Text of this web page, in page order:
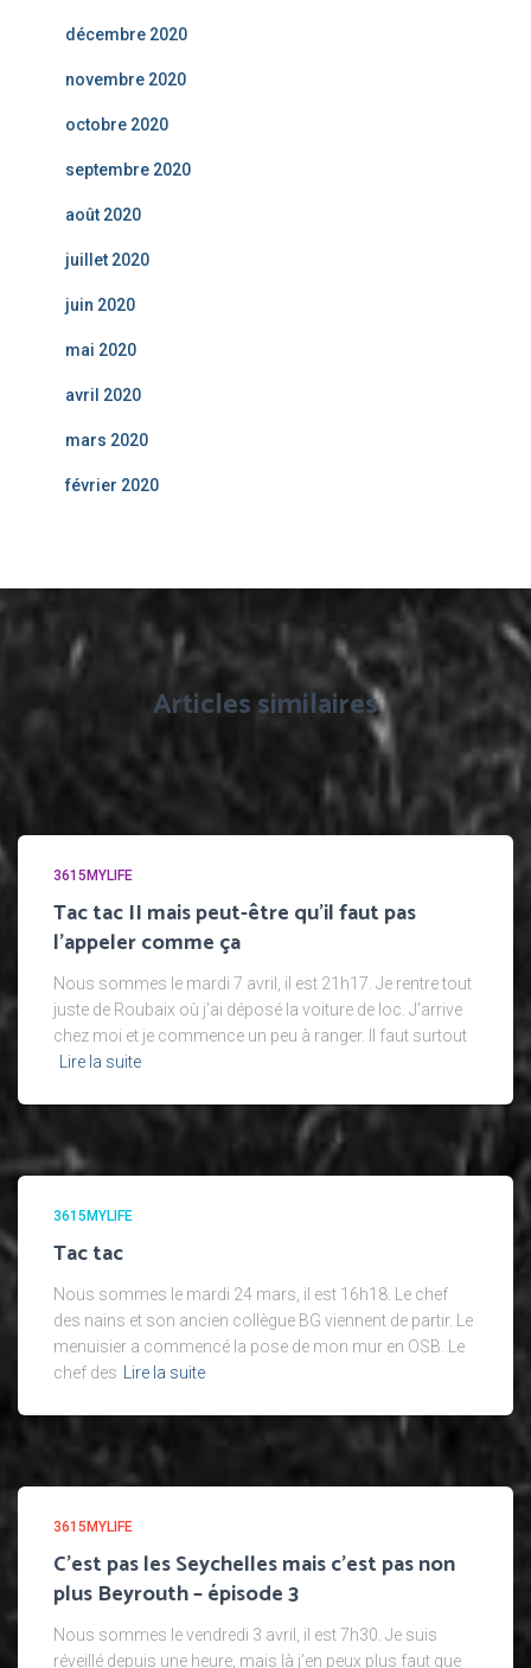
décembre 2020
novembre 2020
octobre 2020
septembre 2020
août 2020
juillet 2020
juin 2020
mai 2020
avril 2020
mars 2020
février 2020
Articles similaires
3615MYLIFE
Tac tac II mais peut-être qu’il faut pas
l’appeler comme ça
Nous sommes le mardi 7 avril, il est 21h17. Je rentre tout
juste de Roubaix où j’ai déposé la voiture de loc. J’arrive
chez moi et je commence un peu à ranger. Il faut surtout
Lire la suite
3615MYLIFE
Tac tac
Nous sommes le mardi 24 mars, il est 16h18. Le chef
des nains et son ancien collègue BG viennent de partir. Le
menuisier a commencé la pose de mon mur en OSB. Le
chef des
Lire la suite
3615MYLIFE
C’est pas les Seychelles mais c’est pas non
plus Beyrouth – épisode 3
Nous sommes le vendredi 3 avril, il est 7h30. Je suis
réveillé depuis une heure, mais là j’en peux plus faut que